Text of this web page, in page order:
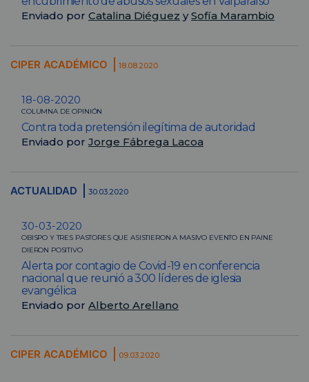
Enviado por Catalina Diéguez ySofía Marambio
CIPER ACADÉMICO 18.08.2020
18-08-2020
COLUMNA DE OPINIÓN
Contra toda pretensión ilegítima de autoridad
Enviado por Jorge Fábrega Lacoa
ACTUALIDAD 30.03.2020
30-03-2020
OBISPO Y TRES PASTORES QUE ASISTIERON A MASIVO EVENTO EN PAINE
DIERON POSITIVO
Alerta por contagio de Covid-19 en conferencia
nacional que reunió a 300 líderes de iglesia
evangélica
Enviado por Alberto Arellano
CIPER ACADÉMICO 09.03.2020